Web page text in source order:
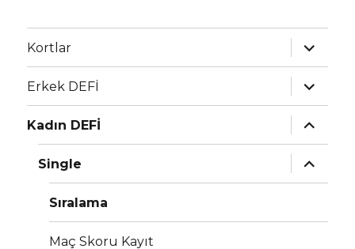
Kortlar
Alt
menüyü
genişlet
Erkek DEFİ
Alt
menüyü
genişlet
Kadın DEFİ
Alt
menüyü
genişlet
Single
Alt
menüyü
genişlet
Sıralama
Maç Skoru Kayıt